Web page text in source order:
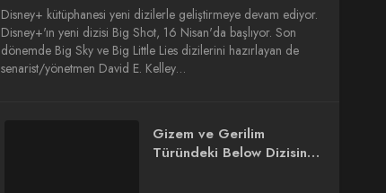
Disney+ kütüphanesi yeni dizilerle geliştirmeye devam ediyor.
Disney+'ın yeni dizisi Big Shot, 16 Nisan'da başlıyor. Son
dönemde Big Sky ve Big Little Lies dizilerini hazırlayan de
senarist/yönetmen David E. Kelley…
Gizem ve Gerilim
Türündeki Below Dizisinin